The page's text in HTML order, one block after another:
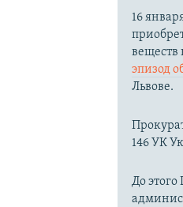
16
веществ
эпизод
Львове.
146 УК
До